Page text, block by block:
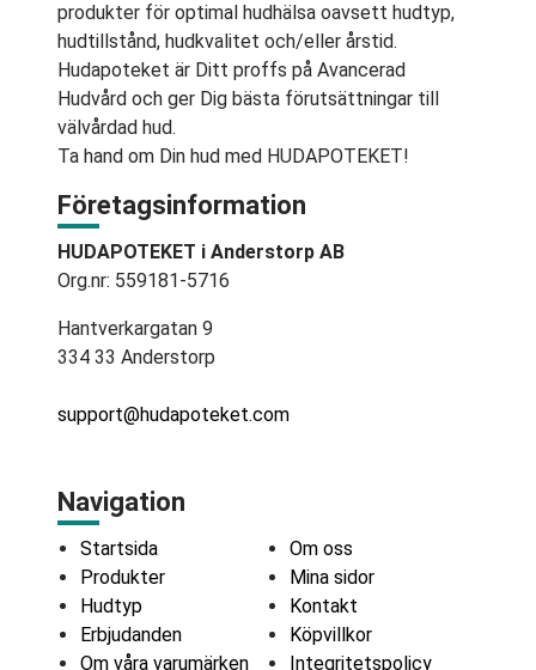
produkter för optimal hudhälsa oavsett hudtyp,
hudtillstånd, hudkvalitet och/eller årstid.
Hudapoteket är Ditt proffs på Avancerad
Hudvård och ger Dig bästa förutsättningar till
välvårdad hud.
Ta hand om Din hud med HUDAPOTEKET!
Företagsinformation
HUDAPOTEKET i Anderstorp AB
Org.nr: 559181-5716
Hantverkargatan 9
334 33 Anderstorp
support@hudapoteket.com
Navigation
Startsida
Produkter
Hudtyp
Erbjudanden
Om våra varumärken
Om oss
Mina sidor
Kontakt
Köpvillkor
Integritetspolicy